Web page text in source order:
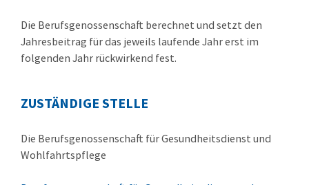
Die Berufsgenossenschaft berechnet und setzt den
Jahresbeitrag für das jeweils laufende Jahr erst im
folgenden Jahr rückwirkend fest.
ZUSTÄNDIGE STELLE
Die Berufsgenossenschaft für Gesundheitsdienst und
Wohlfahrtspflege